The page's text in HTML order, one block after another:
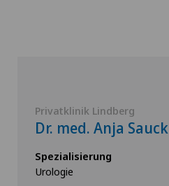
Privatklinik Lindberg
Dr. med. Anja Sauck
Spezialisierung
Urologie